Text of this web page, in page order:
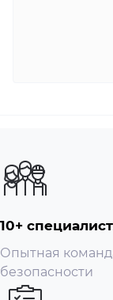
Слот под SD
Класс IP
Тип установки
10+
Опытная
безопасности